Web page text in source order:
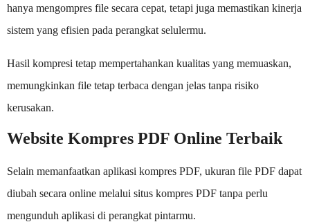
hanya mengompres file secara cepat, tetapi juga memastikan kinerja
sistem yang efisien pada perangkat selulermu.
Hasil kompresi tetap mempertahankan kualitas yang memuaskan,
memungkinkan file tetap terbaca dengan jelas tanpa risiko
kerusakan.
Website Kompres PDF Online Terbaik
Selain memanfaatkan aplikasi kompres PDF, ukuran file PDF dapat
diubah secara online melalui situs kompres PDF tanpa perlu
mengunduh aplikasi di perangkat pintarmu.